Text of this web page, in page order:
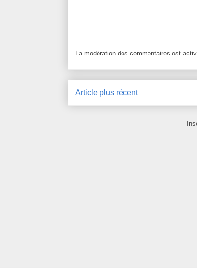
La modération des commentaires est
Article plus récent